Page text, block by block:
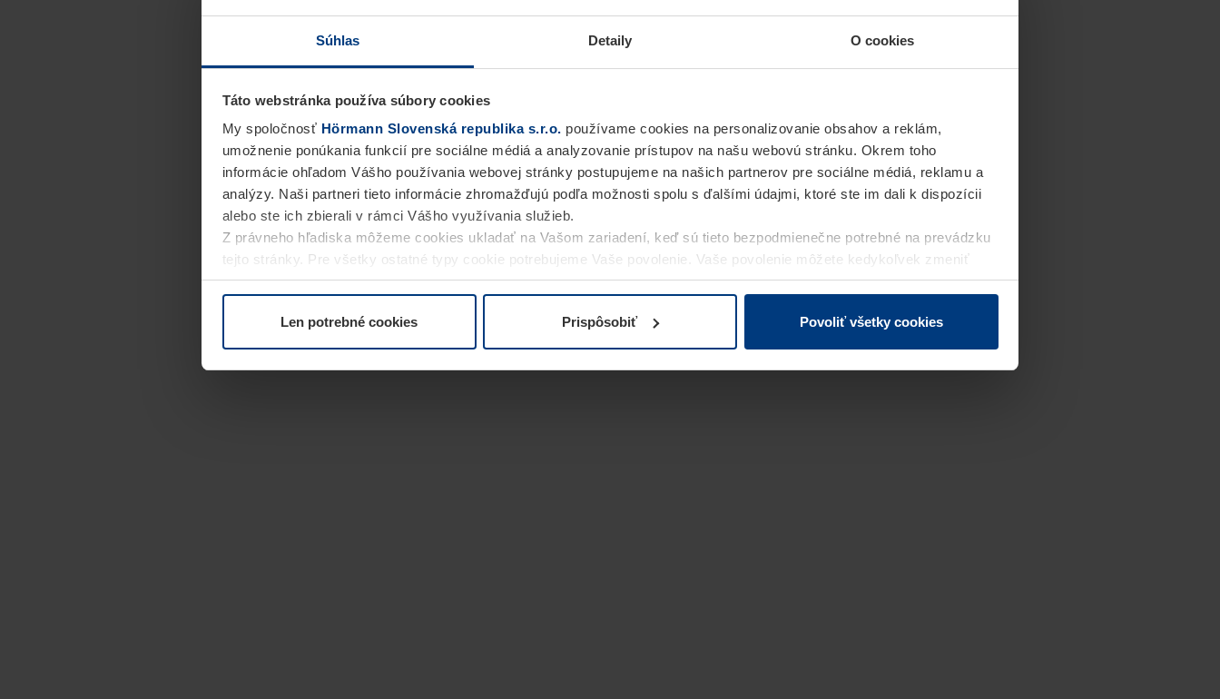
Súhlas Detaily O cookies
Táto webstránka používa súbory cookies
My spoločnosť Hörmann Slovenská republika s.r.o. používame cookies na personalizovanie obsahov a reklám,
umožnenie ponúkania funkcií pre sociálne médiá a analyzovanie prístupov na našu webovú stránku. Okrem toho
informácie ohľadom Vášho používania webovej stránky postupujeme na našich partnerov pre sociálne médiá, reklamu a
analýzy. Naši partneri tieto informácie zhromažďujú podľa možnosti spolu s ďalšími údajmi, ktoré ste im dali k dispozícii
alebo ste ich zbierali v rámci Vášho využívania služieb.
Z právneho hľadiska môžeme cookies ukladať na Vašom zariadení, keď sú tieto bezpodmienečne potrebné na prevádzku
tejto stránky. Pre všetky ostatné typy cookie potrebujeme Vaše povolenie. Vaše povolenie môžete kedykoľvek zmeniť
alebo odvolať vo vysvetlení cookie na stránkeVyhlásenie o ochrane osobných údajovnašej webovej stránky.
Len potrebné cookies Prispôsobiť Povoliť všetky cookies